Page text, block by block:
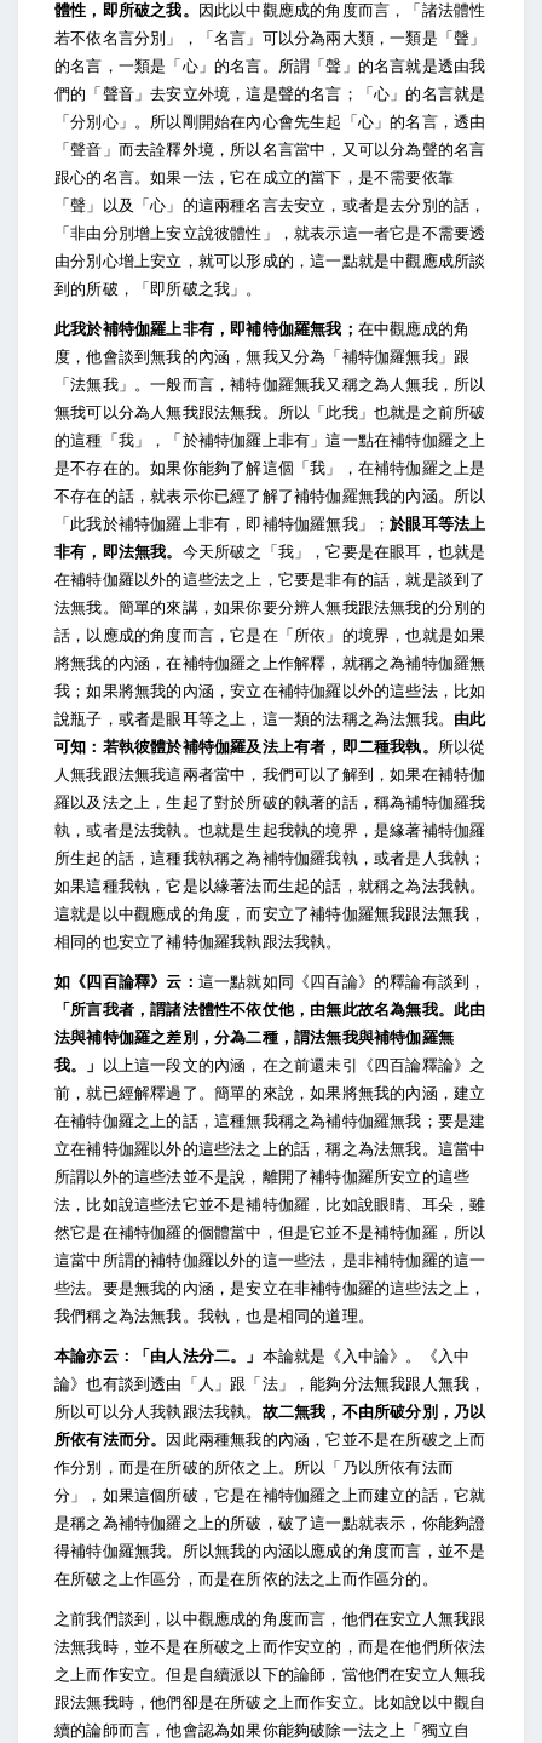
體性，即所破之我。
因此以中觀應成的角度而言，「諸法體性
若不依名言分別」，「名言」可以分為兩大類，一類是「聲」
的名言，一類是「心」的名言。所謂「聲」的名言就是透由我
們的「聲音」去安立外境，這是聲的名言；「心」的名言就是
「分別心」。所以剛開始在內心會先生起「心」的名言，透由
「聲音」而去詮釋外境，所以名言當中，又可以分為聲的名言
跟心的名言。如果一法，它在成立的當下，是不需要依靠
「聲」以及「心」的這兩種名言去安立，或者是去分別的話，
「非由分別增上安立說彼體性」，就表示這一者它是不需要透
由分別心增上安立，就可以形成的，這一點就是中觀應成所談
到的所破，「即所破之我」。
此我於補特伽羅上非有，即補特伽羅無我； 在中觀應成的角
度，他會談到無我的內涵，無我又分為「補特伽羅無我」跟
「法無我」。一般而言，補特伽羅無我又稱之為人無我，所以
無我可以分為人無我跟法無我。所以「此我」也就是之前所破
的這種「我」，「於補特伽羅上非有」這一點在補特伽羅之上
是不存在的。如果你能夠了解這個「我」，在補特伽羅之上是
不存在的話，就表示你已經了解了補特伽羅無我的內涵。所以
「此我於補特伽羅上非有，即補特伽羅無我」；於眼耳等法上
非有，即法無我。 今天所破之「我」，它要是在眼耳，也就是
在補特伽羅以外的這些法之上，它要是非有的話，就是談到了
法無我。簡單的來講，如果你要分辨人無我跟法無我的分別的
話，以應成的角度而言，它是在「所依」的境界，也就是如果
將無我的內涵，在補特伽羅之上作解釋，就稱之為補特伽羅無
我；如果將無我的內涵，安立在補特伽羅以外的這些法，比如
說瓶子，或者是眼耳等之上，這一類的法稱之為法無我。 由此
可知：若執彼體於補特伽羅及法上有者，即二種我執。 所以從
人無我跟法無我這兩者當中，我們可以了解到，如果在補特伽
羅以及法之上，生起了對於所破的執著的話，稱為補特伽羅我
執，或者是法我執。也就是生起我執的境界，是緣著補特伽羅
所生起的話，這種我執稱之為補特伽羅我執，或者是人我執；
如果這種我執，它是以緣著法而生起的話，就稱之為法我執。
這就是以中觀應成的角度，而安立了補特伽羅無我跟法無我，
相同的也安立了補特伽羅我執跟法我執。
如《四百論釋》云： 這一點就如同《四百論》的釋論有談到，
「所言我者，謂諸法體性不依仗他，由無此故名為無我。此由
法與補特伽羅之差別，分為二種，謂法無我與補特伽羅無
我。」
以上這一段文的內涵，在之前還未引《四百論釋論》之
前，就已經解釋過了。簡單的來說，如果將無我的內涵，建立
在補特伽羅之上的話，這種無我稱之為補特伽羅無我；要是建
立在補特伽羅以外的這些法之上的話，稱之為法無我。這當中
所謂以外的這些法並不是說，離開了補特伽羅所安立的這些
法，比如說這些法它並不是補特伽羅，比如說眼睛、耳朵，雖
然它是在補特伽羅的個體當中，但是它並不是補特伽羅，所以
這當中所謂的補特伽羅以外的這一些法，是非補特伽羅的這一
些法。要是無我的內涵，是安立在非補特伽羅的這些法之上，
我們稱之為法無我。我執，也是相同的道理。
本論亦云：「由人法分二。」 本論就是《入中論》。《入中
論》也有談到透由「人」跟「法」，能夠分法無我跟人無我，
所以可以分人我執跟法我執。 故二無我，不由所破分別，乃以
所依有法而分。
因此兩種無我的內涵，它並不是在所破之上而
作分別，而是在所破的所依之上。所以「乃以所依有法而
分」，如果這個所破，它是在補特伽羅之上而建立的話，它就
是稱之為補特伽羅之上的所破，破了這一點就表示，你能夠證
得補特伽羅無我。所以無我的內涵以應成的角度而言，並不是
在所破之上作區分，而是在所依的法之上而作區分的。
之前我們談到，以中觀應成的角度而言，他們在安立人無我跟
法無我時，並不是在所破之上而作安立的，而是在他們所依法
之上而作安立。但是自續派以下的論師，當他們在安立人無我
跟法無我時，他們卻是在所破之上而作安立。比如說以中觀自
續的論師而言，他會認為如果你能夠破除一法之上「獨立自